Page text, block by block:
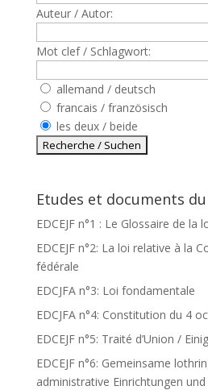
Auteur / Autor:
Mot clef / Schlagwort:
allemand / deutsch
francais / französisch
les deux / beide
Etudes et documents du
EDCEJF n°1 : Le Glossaire de la
EDCEJF n°2: La loi relative à la
fédérale
EDCJFA n°3: Loi fondamentale
EDCJFA n°4: Constitution du 4
EDCEJF n°5: Traité d’Union /
EDCEJF n°6: Gemeinsame
administrative Einrichtungen